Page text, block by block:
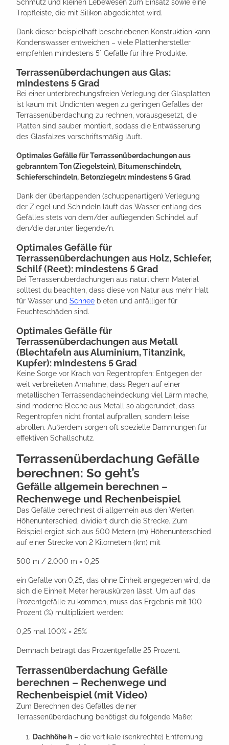
Schmutz und kleinen Lebewesen zum Einsatz sowie eine
Tropfleiste, die mit Silikon abgedichtet wird.
Dank dieser beispielhaft beschriebenen Konstruktion kann
Kondenswasser entweichen – viele Plattenhersteller
empfehlen mindestens 5° Gefälle für ihre Produkte.
Terrassenüberdachungen aus Glas:
mindestens 5 Grad
Bei einer unterbrechungsfreien Verlegung der Glasplatten
ist kaum mit Undichten wegen zu geringen Gefälles der
Terrassenüberdachung zu rechnen, vorausgesetzt, die
Platten sind sauber montiert, sodass die Entwässerung
des Glasfalzes vorschriftsmäßig läuft.
Optimales Gefälle für Terrassenüberdachungen aus
gebranntem Ton (Ziegelstein), Bitumenschindeln,
Schieferschindeln, Betonziegeln: mindestens 5 Grad
Dank der überlappenden (schuppenartigen) Verlegung
der Ziegel und Schindeln läuft das Wasser entlang des
Gefälles stets von dem/der aufliegenden Schindel auf
den/die darunter liegende/n.
Optimales Gefälle für
Terrassenüberdachungen aus Holz, Schiefer,
Schilf (Reet): mindestens 5 Grad
Bei Terrassenüberdachungen aus natürlichem Material
solltest du beachten, dass diese von Natur aus mehr Halt
für Wasser und Schnee bieten und anfälliger für
Feuchteschäden sind.
Optimales Gefälle für
Terrassenüberdachungen aus Metall
(Blechtafeln aus Aluminium, Titanzink,
Kupfer): mindestens 5 Grad
Keine Sorge vor Krach von Regentropfen: Entgegen der
weit verbreiteten Annahme, dass Regen auf einer
metallischen Terrassendacheindeckung viel Lärm mache,
sind moderne Bleche aus Metall so abgerundet, dass
Regentropfen nicht frontal aufprallen, sondern leise
abrollen. Außerdem sorgen oft spezielle Dämmungen für
effektiven Schallschutz.
Terrassenüberdachung Gefälle
berechnen: So geht’s
Gefälle allgemein berechnen –
Rechenwege und Rechenbeispiel
Das Gefälle berechnest di allgemein aus den Werten
Höhenunterschied, dividiert durch die Strecke. Zum
Beispiel ergibt sich aus 500 Metern (m) Höhenunterschied
auf einer Strecke von 2 Kilometern (km) mit
500 m / 2.000 m = 0,25
ein Gefälle von 0,25, das ohne Einheit angegeben wird, da
sich die Einheit Meter herauskürzen lässt. Um auf das
Prozentgefälle zu kommen, muss das Ergebnis mit 100
Prozent (%) multipliziert werden:
0,25 mal 100% = 25%
Demnach beträgt das Prozentgefälle 25 Prozent.
Terrassenüberdachung Gefälle
berechnen – Rechenwege und
Rechenbeispiel (mit Video)
Zum Berechnen des Gefälles deiner
Terrassenüberdachung benötigst du folgende Maße:
Dachhöhe h – die vertikale (senkrechte) Entfernung